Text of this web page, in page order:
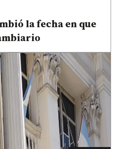
la fecha en que